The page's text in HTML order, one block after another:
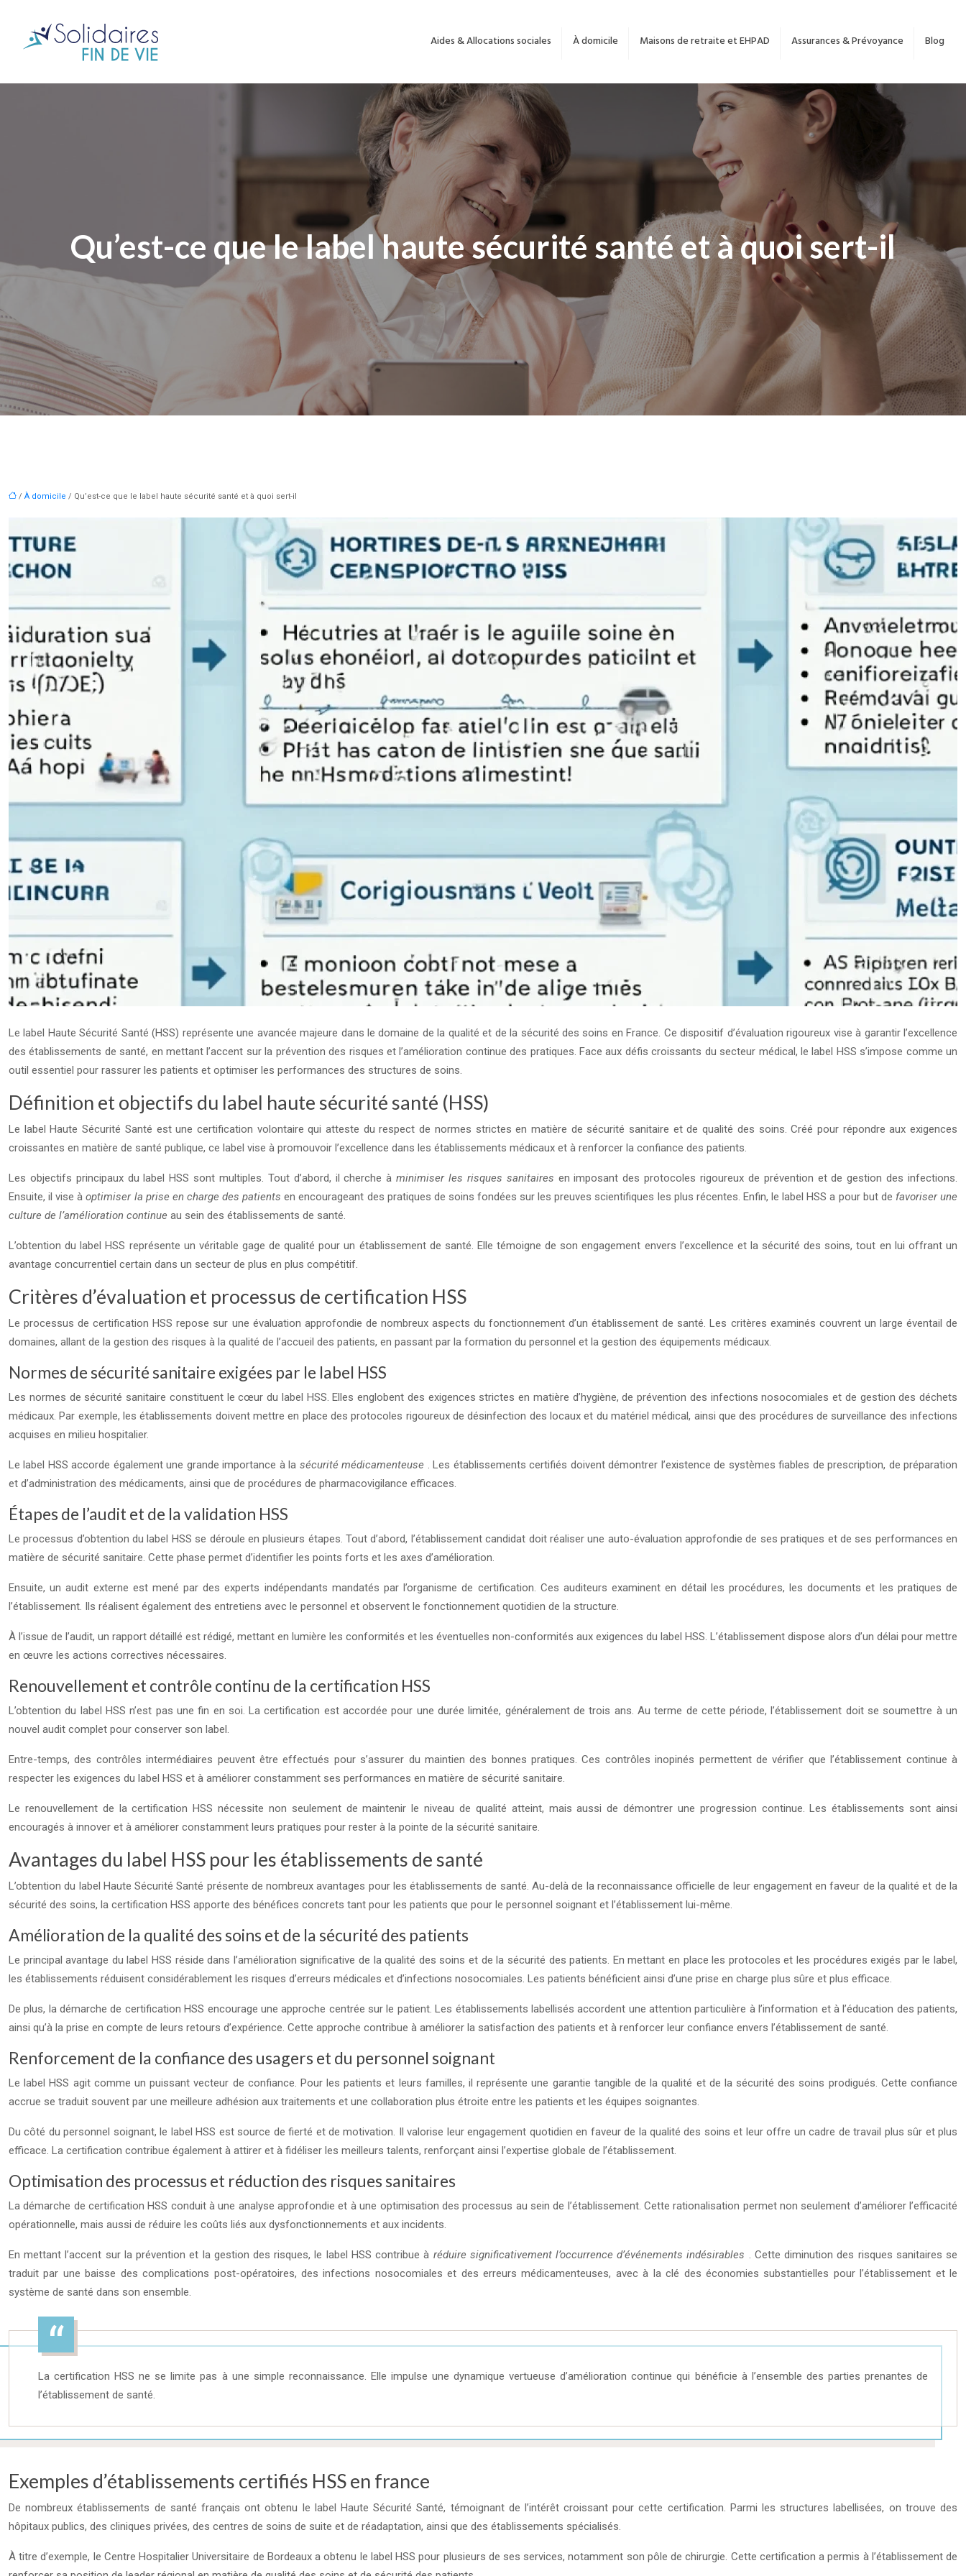
Aides & Allocations sociales À domicile Maisons de retraite et EHPAD Assurances & Prévoyance Blog
Qu’est-ce que le label haute sécurité santé et à quoi sert-il
/ À domicile / Qu’est-ce que le label haute sécurité santé et à quoi sert-il
Le label Haute Sécurité Santé (HSS) représente une avancée majeure dans le domaine de la qualité et de la sécurité des soins en France. Ce dispositif d’évaluation rigoureux vise à garantir l’excellence
des établissements de santé, en mettant l’accent sur la prévention des risques et l’amélioration continue des pratiques. Face aux défis croissants du secteur médical, le label HSS s’impose comme un
outil essentiel pour rassurer les patients et optimiser les performances des structures de soins.
Définition et objectifs du label haute sécurité santé (HSS)
Le label Haute Sécurité Santé est une certification volontaire qui atteste du respect de normes strictes en matière de sécurité sanitaire et de qualité des soins. Créé pour répondre aux exigences
croissantes en matière de santé publique, ce label vise à promouvoir l’excellence dans les établissements médicaux et à renforcer la confiance des patients.
Les objectifs principaux du label HSS sont multiples. Tout d’abord, il cherche àminimiser les risques sanitaires en imposant des protocoles rigoureux de prévention et de gestion des infections.
Ensuite, il vise àoptimiser la prise en charge des patientsen encourageant des pratiques de soins fondées sur les preuves scientifiques les plus récentes. Enfin, le label HSS a pour but de favoriser une
culture de l’amélioration continue au sein des établissements de santé.
L’obtention du label HSS représente un véritable gage de qualité pour un établissement de santé. Elle témoigne de son engagement envers l’excellence et la sécurité des soins, tout en lui offrant un
avantage concurrentiel certain dans un secteur de plus en plus compétitif.
Critères d’évaluation et processus de certification HSS
Le processus de certification HSS repose sur une évaluation approfondie de nombreux aspects du fonctionnement d’un établissement de santé. Les critères examinés couvrent un large éventail de
domaines, allant de la gestion des risques à la qualité de l’accueil des patients, en passant par la formation du personnel et la gestion des équipements médicaux.
Normes de sécurité sanitaire exigées par le label HSS
Les normes de sécurité sanitaire constituent le cœur du label HSS. Elles englobent des exigences strictes en matière d’hygiène, de prévention des infections nosocomiales et de gestion des déchets
médicaux. Par exemple, les établissements doivent mettre en place des protocoles rigoureux de désinfection des locaux et du matériel médical, ainsi que des procédures de surveillance des infections
acquises en milieu hospitalier.
Le label HSS accorde également une grande importance à la sécurité médicamenteuse . Les établissements certifiés doivent démontrer l’existence de systèmes fiables de prescription, de préparation
et d’administration des médicaments, ainsi que de procédures de pharmacovigilance efficaces.
Étapes de l’audit et de la validation HSS
Le processus d’obtention du label HSS se déroule en plusieurs étapes. Tout d’abord, l’établissement candidat doit réaliser une auto-évaluation approfondie de ses pratiques et de ses performances en
matière de sécurité sanitaire. Cette phase permet d’identifier les points forts et les axes d’amélioration.
Ensuite, un audit externe est mené par des experts indépendants mandatés par l’organisme de certification. Ces auditeurs examinent en détail les procédures, les documents et les pratiques de
l’établissement. Ils réalisent également des entretiens avec le personnel et observent le fonctionnement quotidien de la structure.
À l’issue de l’audit, un rapport détaillé est rédigé, mettant en lumière les conformités et les éventuelles non-conformités aux exigences du label HSS. L’établissement dispose alors d’un délai pour mettre
en œuvre les actions correctives nécessaires.
Renouvellement et contrôle continu de la certification HSS
L’obtention du label HSS n’est pas une fin en soi. La certification est accordée pour une durée limitée, généralement de trois ans. Au terme de cette période, l’établissement doit se soumettre à un
nouvel audit complet pour conserver son label.
Entre-temps, des contrôles intermédiaires peuvent être effectués pour s’assurer du maintien des bonnes pratiques. Ces contrôles inopinés permettent de vérifier que l’établissement continue à
respecter les exigences du label HSS et à améliorer constamment ses performances en matière de sécurité sanitaire.
Le renouvellement de la certification HSS nécessite non seulement de maintenir le niveau de qualité atteint, mais aussi de démontrer une progression continue. Les établissements sont ainsi
encouragés à innover et à améliorer constamment leurs pratiques pour rester à la pointe de la sécurité sanitaire.
Avantages du label HSS pour les établissements de santé
L’obtention du label Haute Sécurité Santé présente de nombreux avantages pour les établissements de santé. Au-delà de la reconnaissance officielle de leur engagement en faveur de la qualité et de la
sécurité des soins, la certification HSS apporte des bénéfices concrets tant pour les patients que pour le personnel soignant et l’établissement lui-même.
Amélioration de la qualité des soins et de la sécurité des patients
Le principal avantage du label HSS réside dans l’amélioration significative de la qualité des soins et de la sécurité des patients. En mettant en place les protocoles et les procédures exigés par le label,
les établissements réduisent considérablement les risques d’erreurs médicales et d’infections nosocomiales. Les patients bénéficient ainsi d’une prise en charge plus sûre et plus efficace.
De plus, la démarche de certification HSS encourage une approche centrée sur le patient. Les établissements labellisés accordent une attention particulière à l’information et à l’éducation des patients,
ainsi qu’à la prise en compte de leurs retours d’expérience. Cette approche contribue à améliorer la satisfaction des patients et à renforcer leur confiance envers l’établissement de santé.
Renforcement de la confiance des usagers et du personnel soignant
Le label HSS agit comme un puissant vecteur de confiance. Pour les patients et leurs familles, il représente une garantie tangible de la qualité et de la sécurité des soins prodigués. Cette confiance
accrue se traduit souvent par une meilleure adhésion aux traitements et une collaboration plus étroite entre les patients et les équipes soignantes.
Du côté du personnel soignant, le label HSS est source de fierté et de motivation. Il valorise leur engagement quotidien en faveur de la qualité des soins et leur offre un cadre de travail plus sûr et plus
efficace. La certification contribue également à attirer et à fidéliser les meilleurs talents, renforçant ainsi l’expertise globale de l’établissement.
Optimisation des processus et réduction des risques sanitaires
La démarche de certification HSS conduit à une analyse approfondie et à une optimisation des processus au sein de l’établissement. Cette rationalisation permet non seulement d’améliorer l’efficacité
opérationnelle, mais aussi de réduire les coûts liés aux dysfonctionnements et aux incidents.
En mettant l’accent sur la prévention et la gestion des risques, le label HSS contribue à réduire significativement l’occurrence d’événements indésirables . Cette diminution des risques sanitaires se
traduit par une baisse des complications post-opératoires, des infections nosocomiales et des erreurs médicamenteuses, avec à la clé des économies substantielles pour l’établissement et le
système de santé dans son ensemble.
La certification HSS ne se limite pas à une simple reconnaissance. Elle impulse une dynamique vertueuse d’amélioration continue qui bénéficie à l’ensemble des parties prenantes de
l’établissement de santé.
Exemples d’établissements certifiés HSS en france
De nombreux établissements de santé français ont obtenu le label Haute Sécurité Santé, témoignant de l’intérêt croissant pour cette certification. Parmi les structures labellisées, on trouve des
hôpitaux publics, des cliniques privées, des centres de soins de suite et de réadaptation, ainsi que des établissements spécialisés.
À titre d’exemple, le Centre Hospitalier Universitaire de Bordeaux a obtenu le label HSS pour plusieurs de ses services, notamment son pôle de chirurgie. Cette certification a permis à l’établissement de